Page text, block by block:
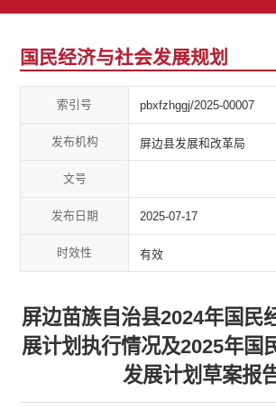
国民经济与社会发展规划
索引号 pbxfzhggj/2025-00007
发布机构 屏边县发展和改革局
文号
发布日期 2025-07-17
时效性 有效
屏边苗族自治县2024年国民
展计划执行情况及2025年国
发展计划草案报